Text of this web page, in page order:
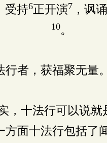
持6正开演7 ，讽诵
10。
行者，获福聚无量。
十法行可以说就
方面十法行包括了